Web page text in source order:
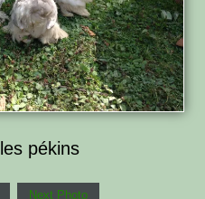
pékins
Next Photo